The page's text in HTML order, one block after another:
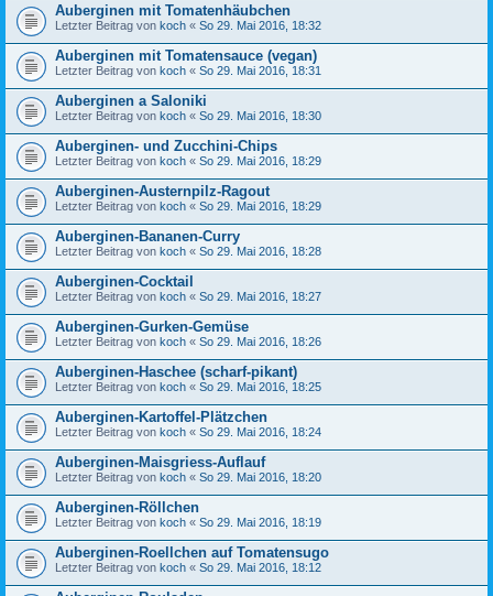
Auberginen mit Tomatenhäubchen
Letzter Beitrag von koch « So 29. Mai 2016, 18:32
Auberginen mit Tomatensauce (vegan)
Letzter Beitrag von koch « So 29. Mai 2016, 18:31
Auberginen a Saloniki
Letzter Beitrag von koch « So 29. Mai 2016, 18:30
Auberginen- und Zucchini-Chips
Letzter Beitrag von koch « So 29. Mai 2016, 18:29
Auberginen-Austernpilz-Ragout
Letzter Beitrag von koch « So 29. Mai 2016, 18:29
Auberginen-Bananen-Curry
Letzter Beitrag von koch « So 29. Mai 2016, 18:28
Auberginen-Cocktail
Letzter Beitrag von koch « So 29. Mai 2016, 18:27
Auberginen-Gurken-Gemüse
Letzter Beitrag von koch « So 29. Mai 2016, 18:26
Auberginen-Haschee (scharf-pikant)
Letzter Beitrag von koch « So 29. Mai 2016, 18:25
Auberginen-Kartoffel-Plätzchen
Letzter Beitrag von koch « So 29. Mai 2016, 18:24
Auberginen-Maisgriess-Auflauf
Letzter Beitrag von koch « So 29. Mai 2016, 18:20
Auberginen-Röllchen
Letzter Beitrag von koch « So 29. Mai 2016, 18:19
Auberginen-Roellchen auf Tomatensugo
Letzter Beitrag von koch « So 29. Mai 2016, 18:12